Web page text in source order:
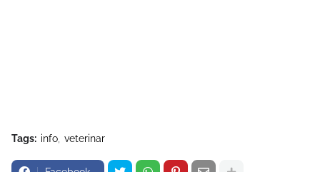
Tags: info veterinar